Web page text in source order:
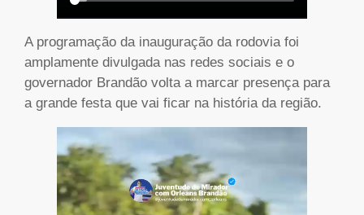
A programação da inauguração da rodovia foi
amplamente divulgada nas redes sociais e o
governador Brandão volta a marcar presença para
a grande festa que vai ficar na história da região.